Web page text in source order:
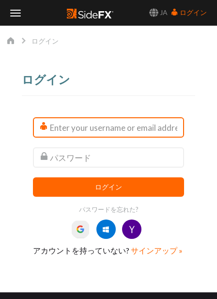
JA
ログイン
ログイン
ログイン
パスワードを忘れた?
アカウントを持っていない? サインアップ »